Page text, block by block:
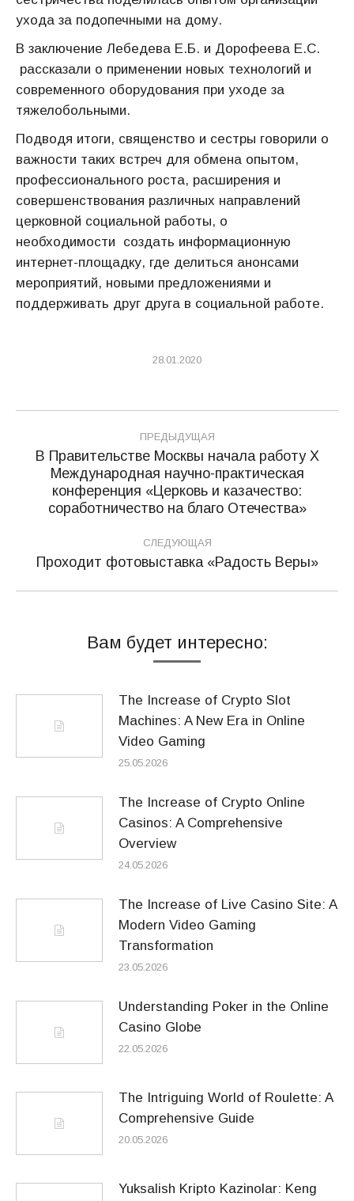
ухода за подопечными на дому.
В заключение Лебедева Е.Б. и Дорофеева Е.С.
рассказали о применении новых технологий и
современного оборудования при уходе за
тяжелобольными.
Подводя итоги, священство и сестры говорили о
важности таких встреч для обмена опытом,
профессионального роста, расширения и
совершенствования различных направлений
церковной социальной работы, о
необходимости создать информационную
интернет-площадку, где делиться анонсами
мероприятий, новыми предложениями и
поддерживать друг друга в социальной работе.
28.01.2020
Навигация
по
записям
ПРЕДЫДУЩАЯ
Предыдущая
запись:
В Правительстве Москвы начала работу X
Международная научно-практическая
конференция «Церковь и казачество:
соработничество на благо Отечества»
СЛЕДУЮЩАЯ
Следующая
Проходит фотовыставка «Радость Веры»
Вам будет интересно:
The Increase of Crypto Slot
Machines: A New Era in Online
Video Gaming
25.05.2026
The Increase of Crypto Online
Casinos: A Comprehensive
Overview
24.05.2026
The Increase of Live Casino Site: A
Modern Video Gaming
Transformation
23.05.2026
Understanding Poker in the Online
Casino Globe
22.05.2026
The Intriguing World of Roulette: A
Comprehensive Guide
20.05.2026
Yuksalish Kripto Kazinolar: Keng